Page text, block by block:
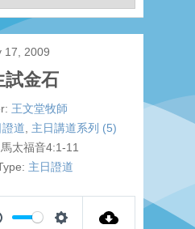
17, 2009
試金石
王文堂牧師
道
主日講道系列 (5)
馬太福音4:1-11
主日證道